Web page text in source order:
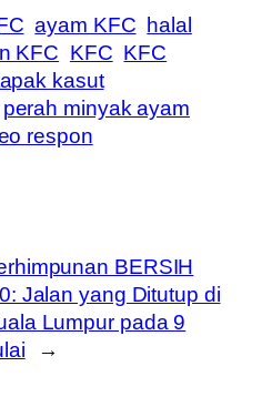
ayam KFC halal
KFC KFC KFC
kasut
perah minyak ayam
respon
BERSIH
Jalan yang Ditutup di
Lumpur pada 9
→